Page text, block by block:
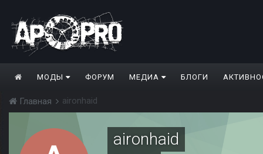
МОДЫ ФОРУМ МЕДИА БЛОГИ
Главная aironhaid
aironhaid